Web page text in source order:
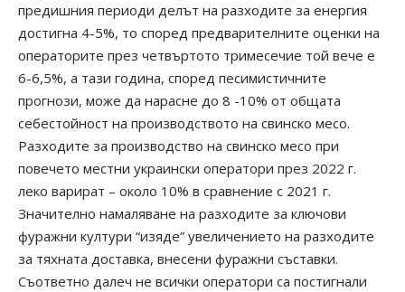
предишния периоди делът на разходите за енергия
достигна 4-5%, то според предварителните оценки на
операторите през четвъртото тримесечие той вече е
6-6,5%, а тази година, според песимистичните
прогнози, може да нарасне до 8 -10% от общата
себестойност на производството на свинско месо.
Разходите за производство на свинско месо при
повечето местни украински оператори през 2022 г.
леко варират – около 10% в сравнение с 2021 г.
Значително намаляване на разходите за ключови
фуражни култури “изяде” увеличението на разходите
за тяхната доставка, внесени фуражни съставки.
Съответно далеч не всички оператори са постигнали